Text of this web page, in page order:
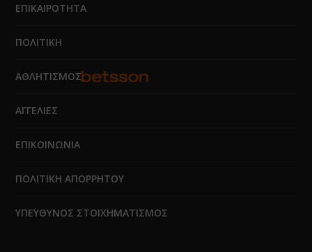
ΕΠΙΚΑΙΡΟΤΗΤΑ
ΠΟΛΙΤΙΚΗ
ΑΘΛΗΤΙΣΜΟΣ
ΑΓΓΕΛΙΕΣ
ΕΠΙΚΟΙΝΩΝΙΑ
ΠΟΛΙΤΙΚΗ ΑΠΟΡΡΗΤΟΥ
ΥΠΕΥΘΥΝΟΣ ΣΤΟΙΧΗΜΑΤΙΣΜΟΣ